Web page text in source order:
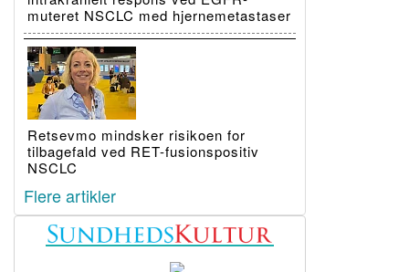
muteret NSCLC med hjernemetastaser
Retsevmo mindsker risikoen for
tilbagefald ved RET-fusionspositiv
NSCLC
Flere artikler